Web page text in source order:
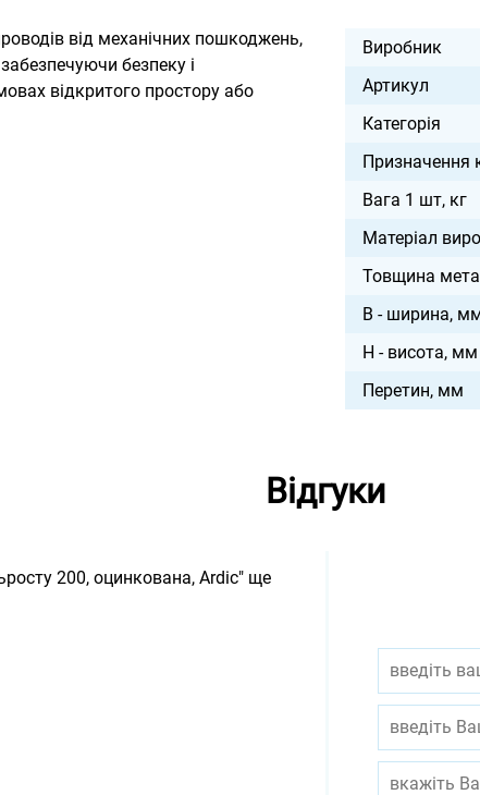
від механічних пошкоджень,
безпеку і
відкритого простору або
Виробник
Артикул
Категорія
Призначення
Вага 1 шт, кг
Матеріал
Товщина
B - ширина,
H - висота, мм
Перетин, мм
Відгуки
200, оцинкована, Ardic" ще